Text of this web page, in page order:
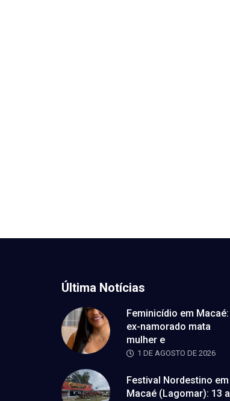
Última Notícias
Feminicídio em Macaé:
ex-namorado mata
mulher e
1 DE AGOSTO DE 2026
Festival Nordestino em
Macaé (Lagomar): 13 a